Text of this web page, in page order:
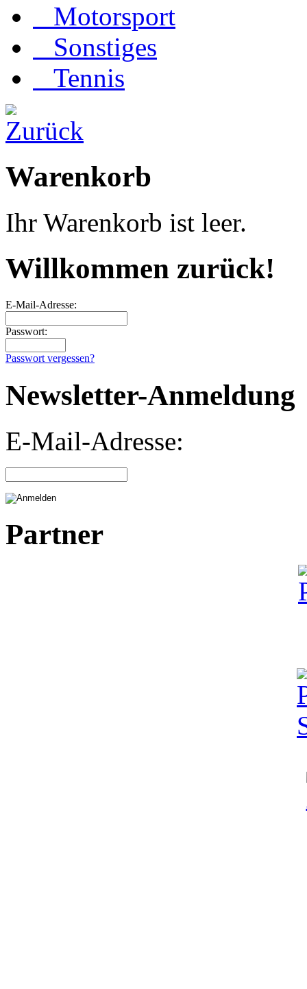
Motorsport
Sonstiges
Tennis
Warenkorb
Ihr Warenkorb ist leer.
Willkommen zurück!
E-Mail-Adresse:
Passwort:
Passwort vergessen?
Newsletter-Anmeldung
E-Mail-Adresse:
Partner